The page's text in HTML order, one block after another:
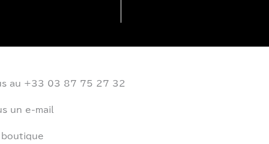
au +33 03 87 75 27 32
un e-mail